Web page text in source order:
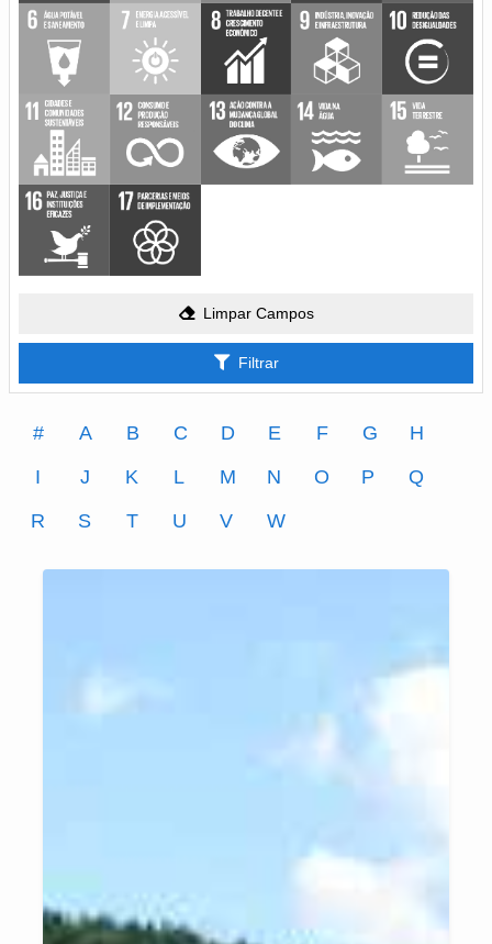
Limpar Campos
Filtrar
# A B C D E F G
H
I
J K L M N O P
Q
R
S T U V W